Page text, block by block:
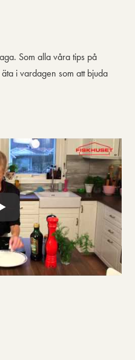
Som alla våra tips på
i vardagen som att bjuda